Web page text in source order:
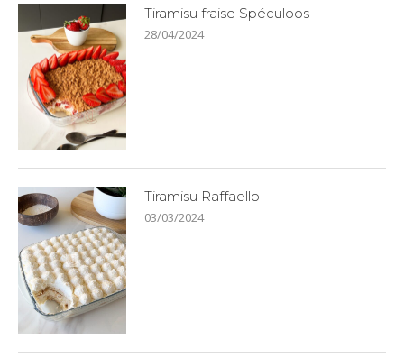
Tiramisu fraise Spéculoos
28/04/2024
Tiramisu Raffaello
03/03/2024